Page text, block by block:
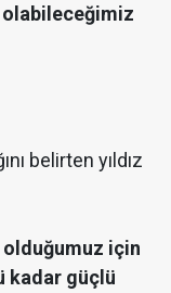
olabileceğimiz
belirten yıldız
olduğumuz için
kadar güçlü